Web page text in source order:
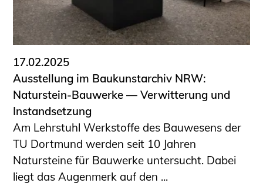
17.02.2025
Ausstellung im Baukunstarchiv NRW:
Naturstein-Bauwerke — Verwitterung und
Instandsetzung
Am Lehrstuhl Werkstoffe des Bauwesens der
TU Dortmund werden seit 10 Jahren
Natursteine für Bauwerke untersucht. Dabei
liegt das Augenmerk auf den ...